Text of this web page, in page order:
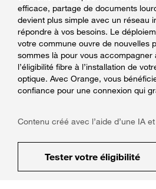
efficace, partage de documents
devient plus simple avec un réseau
répondre à vos besoins. Le
votre commune ouvre de nouvelles
sommes là pour vous accompagner
l’éligibilité fibre à l’installation de
optique. Avec Orange, vous
confiance pour une connexion qui
Contenu créé avec l’aide d’une IA
Tester votre éligibilité